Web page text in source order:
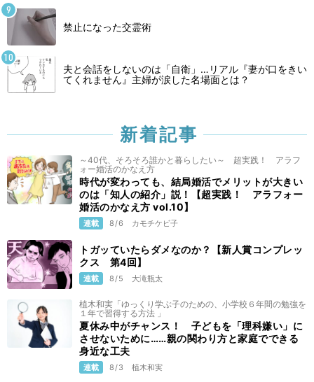
禁止になった交霊術
夫と会話をしないのは「自衛」…リアル『妻が口をきい
てくれません』主婦が涙した名場面とは？
新着記事
～40代、そろそろ誰かと暮らしたい～ 超実践！ アラフ
ォー婚活のかなえ方
時代が変わっても、結局婚活でメリットが大きい
のは「知人の紹介」説！【超実践！ アラフォー
婚活のかなえ方 vol.10】
連載 8/6 カモチケビ子
トガッていたらダメなのか？【新人賞コンプレッ
クス 第4回】
連載 8/5 大滝瓶太
植木和実「ゆっくり学ぶ子のための、小学校６年間の勉強を
１年で習得する方法 」
夏休み中がチャンス！ 子どもを「理科嫌い」に
させないために……親の関わり方と家庭でできる
身近な工夫
連載 8/3 植木和実